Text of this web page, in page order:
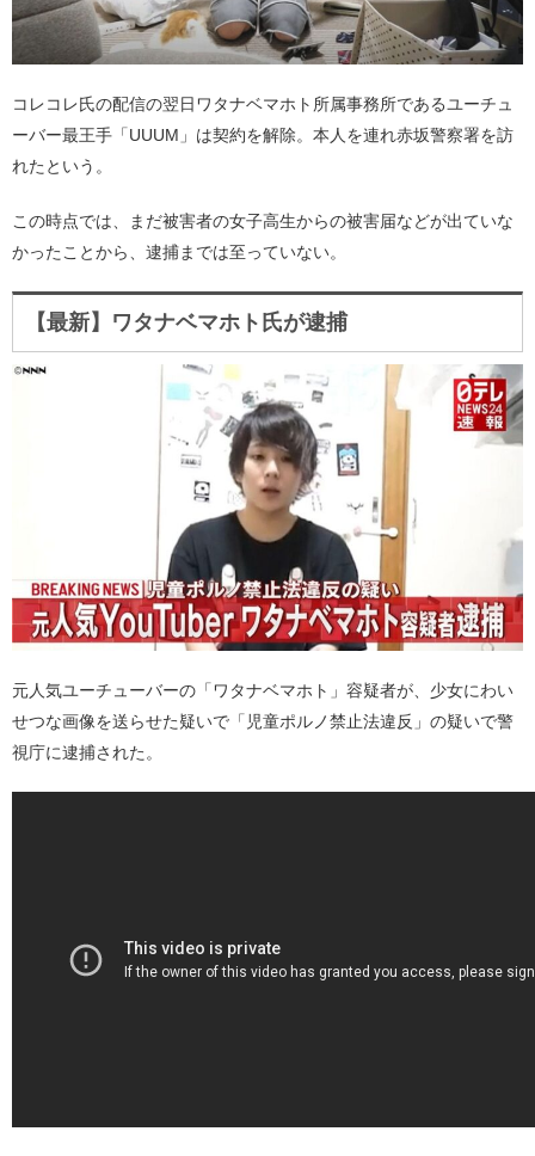
コレコレ氏の配信の翌日ワタナベマホト所属事務所であるユーチュ
ーバー最王手「UUUM」は契約を解除。本人を連れ赤坂警察署を訪
れたという。
この時点では、まだ被害者の女子高生からの被害届などが出ていな
かったことから、逮捕までは至っていない。
【最新】ワタナベマホト氏が逮捕
元人気ユーチューバーの「ワタナベマホト」容疑者が、少女にわい
せつな画像を送らせた疑いで「児童ポルノ禁止法違反」の疑いで警
視庁に逮捕された。